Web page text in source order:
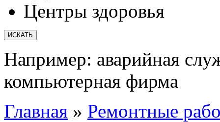
Центры здоровья
Например: аварийная
компьютерная фирма
Главная » Ремонтные